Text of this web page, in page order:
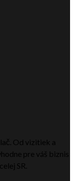
Od vizitiek a
pre váš biznis
SR.